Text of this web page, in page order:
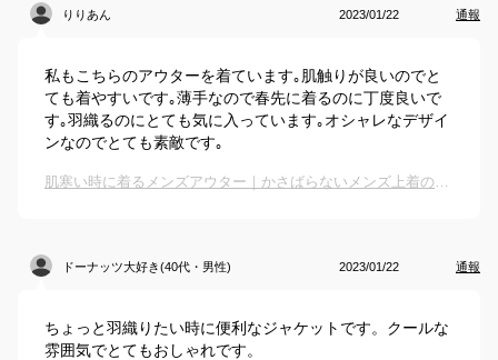
りりあん 2023/01/22 通報
私もこちらのアウターを着ています｡肌触りが良いのでと
ても着やすいです｡薄手なので春先に着るのに丁度良いで
す｡羽織るのにとても気に入っています｡オシャレなデザイ
ンなのでとても素敵です｡
肌寒い時に着るメンズアウター｜かさばらないメンズ上着のおすすめは？
ドーナッツ大好き(40代・男性) 2023/01/22 通報
ちょっと羽織りたい時に便利なジャケットです。クールな
雰囲気でとてもおしゃれです。